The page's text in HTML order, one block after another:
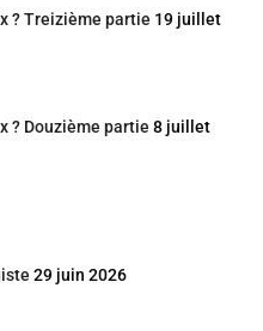
? Treizième partie 19 juillet
? Douzième partie 8 juillet
29 juin 2026